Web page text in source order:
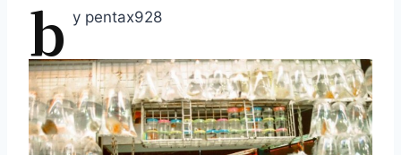
b y pentax928